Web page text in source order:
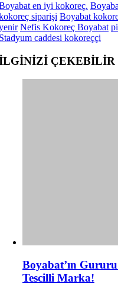
en iyi kokoreç.
siparişi Boyabat
Nefis Kokoreç Boyabat
caddesi kokoreççi
ÇEKEBİLİR
Boyabat’ın
Tescilli Marka!